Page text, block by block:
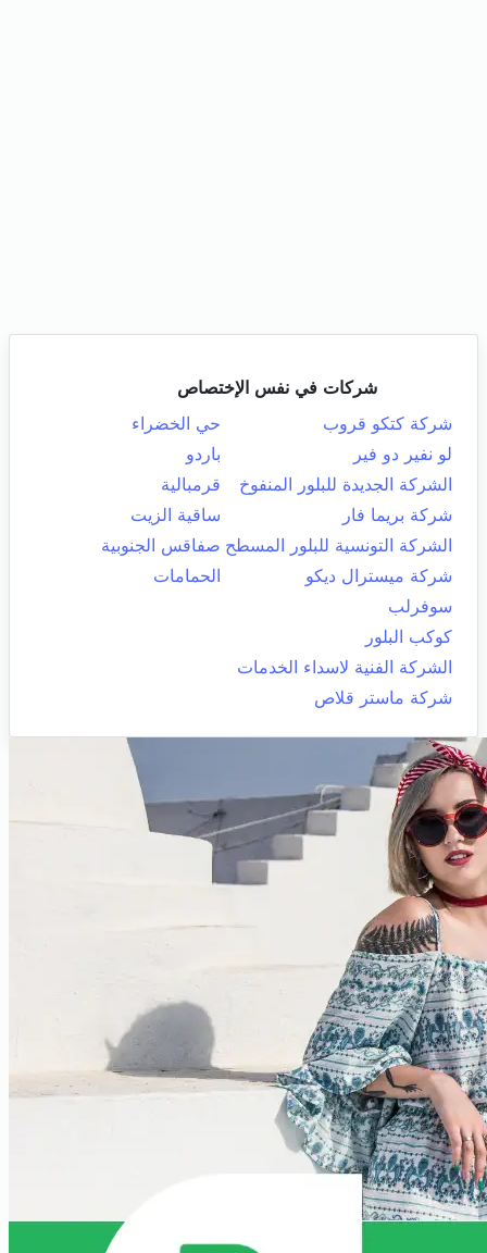
شركات في نفس الإختصاص
شركة كتكو قروب
حي الخضراء
لو نفير دو فير
باردو
الشركة الجديدة للبلور المنفوخ
قرمبالية
شركة بريما فار
ساقية الزيت
الشركة التونسية للبلور المسطح صفاقس الجنوبية
شركة ميسترال ديكو
الحمامات
سوفرلب
كوكب البلور
الشركة الفنية لاسداء الخدمات
شركة ماستر قلاص